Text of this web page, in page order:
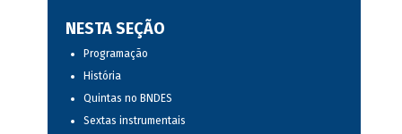
NESTA SEÇÃO
Programação
História
Quintas no BNDES
Sextas instrumentais